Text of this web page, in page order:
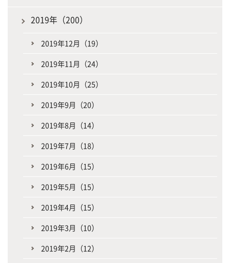
2019年（200）
2019年12月（19）
2019年11月（24）
2019年10月（25）
2019年9月（20）
2019年8月（14）
2019年7月（18）
2019年6月（15）
2019年5月（15）
2019年4月（15）
2019年3月（10）
2019年2月（12）